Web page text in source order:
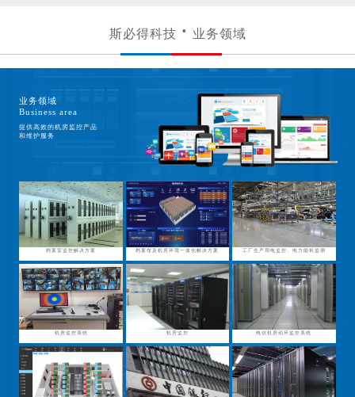
斯必得科技 业务领域
业务领域
Business area
提供高效的机房监控产品
和维护服务
档案室监控解决方案 档案馆及机房环境一体化解决方案 工厂生产用电监控、电力能耗监测
机房监控系统 机房监控 电信机房动环监控系统